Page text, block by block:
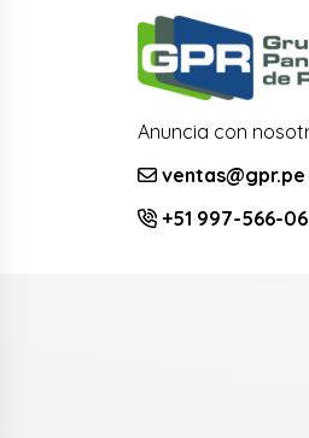
Anuncia con
ventas@gpr.pe
+51 997-566-